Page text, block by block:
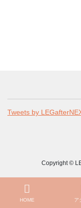
Tweets by
Copyright ©
HOME ア